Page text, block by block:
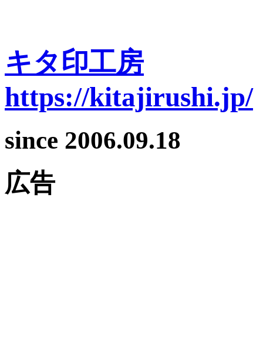
キタ印工房
https://kitajirushi.jp/
since 2006.09.18
広告